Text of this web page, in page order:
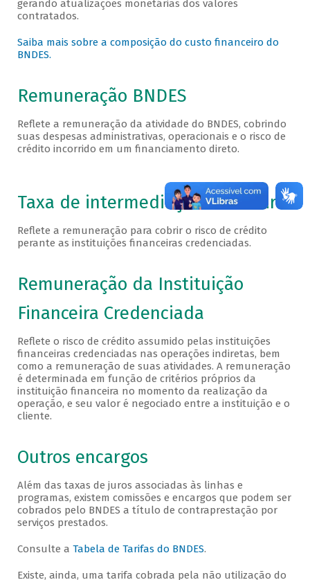
gerando atualizações monetárias dos valores
contratados.
Saiba mais sobre a composição do custo financeiro do
BNDES.
Remuneração BNDES
Reflete a remuneração da atividade do BNDES, cobrindo
suas despesas administrativas, operacionais e o risco de
crédito incorrido em um financiamento direto.
Taxa de intermediação financeira
Reflete a remuneração para cobrir o risco de crédito
perante as instituições financeiras credenciadas.
Remuneração da Instituição
Financeira Credenciada
Reflete o risco de crédito assumido pelas instituições
financeiras credenciadas nas operações indiretas, bem
como a remuneração de suas atividades. A remuneração
é determinada em função de critérios próprios da
instituição financeira no momento da realização da
operação, e seu valor é negociado entre a instituição e o
cliente.
Outros encargos
Além das taxas de juros associadas às linhas e
programas, existem comissões e encargos que podem ser
cobrados pelo BNDES a título de contraprestação por
serviços prestados.
Consulte a Tabela de Tarifas do BNDES.
Existe, ainda, uma tarifa cobrada pela não utilização do